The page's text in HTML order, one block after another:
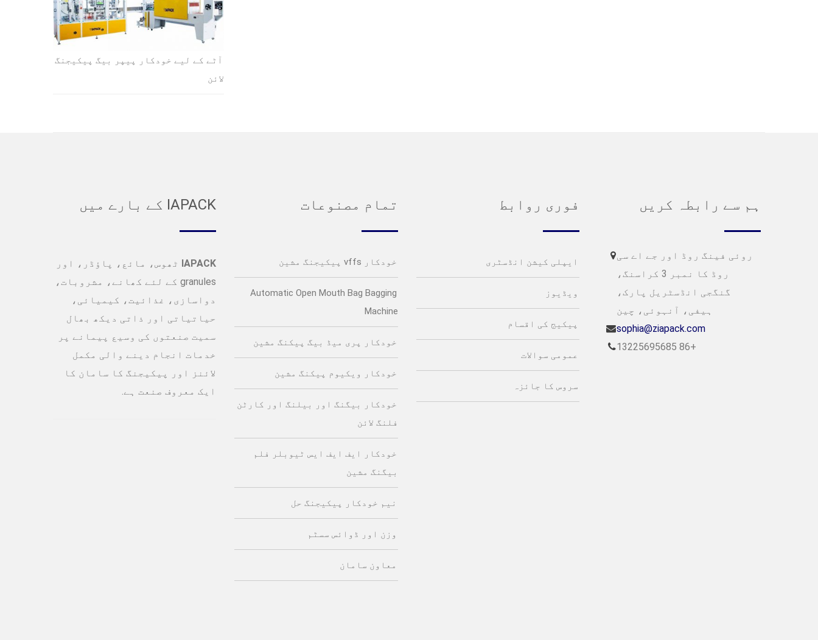
آٹے کے لیے خودکار پیپر بیگ پیکیجنگ
لائن
IAPACK کے بارے میں
IAPACK ٹھوس، مائع، پاؤڈر، اور
granules کے لئے کھانے، مشروبات،
دواسازی، غذائیت، کیمیائی،
حیاتیاتی اور ذاتی دیکھ بھال
سمیت صنعتوں کی وسیع پیمانے پر
خدمات انجام دینے والی مکمل
لائنز اور پیکیجنگ کا سامان کا
ایک معروف صنعت ہے.
تمام مصنوعات
خودکار vffs پیکیجنگ مشین
Automatic Open Mouth Bag Bagging
Machine
خودکار پری میڈ بیگ پیکنگ مشین
خودکار ویکیوم پیکنگ مشین
خودکار بیگنگ اور بیلنگ اور کارٹن
فلنگ لائن
خودکار ایف ایف ایس ٹیوبلر فلم
بیگنگ مشین
نیم خودکار پیکیجنگ حل
وزن اور ڈوائس سسٹم
معاون سامان
فوری روابط
ایپلی کیشن انڈسٹری
ویڈیوز
پیکیج کی اقسام
عمومی سوالات
سروس کا جائزہ
ہم سے رابطہ کریں
روئی فینگ روڈ اور جے اے سی
روڈ کا نمبر 3 کراسنگ،
گنگجی انڈسٹریل پارک،
ہیفی، آنہوئی، چین
sophia@ziapack.com
+86 13225695685